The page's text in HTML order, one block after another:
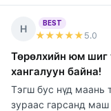
Н
BEST
★★★★★ 5.0
Төрөлхийн юм шиг
хангалуун байна!
Тэгш бус нүд маань
зураас гарсанд маш